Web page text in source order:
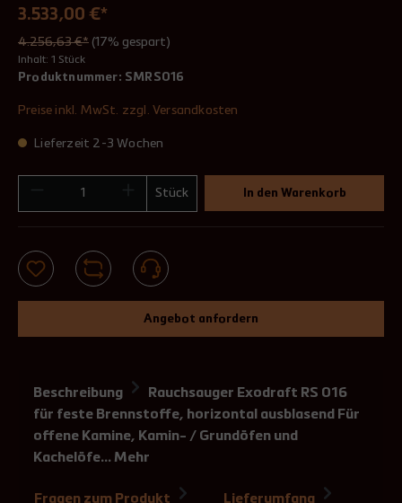
3.533,00 €*
4.256,63 €* (17% gespart)
Inhalt: 1 Stück
Produktnummer: SMRS016
Preise inkl. MwSt. zzgl. Versandkosten
Lieferzeit 2-3 Wochen
Stück In den Warenkorb
Angebot anfordern
Beschreibung
Rauchsauger Exodraft RS 016
für feste Brennstoffe, horizontal ausblasend Für
offene Kamine, Kamin- / Grundöfen und
Kachelöfe… Mehr
Fragen zum Produkt Lieferumfang